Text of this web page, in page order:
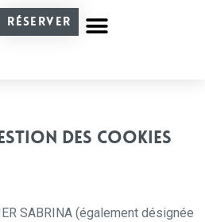
RÉSERVER
DES COOKIES
SABRINA (également désignée